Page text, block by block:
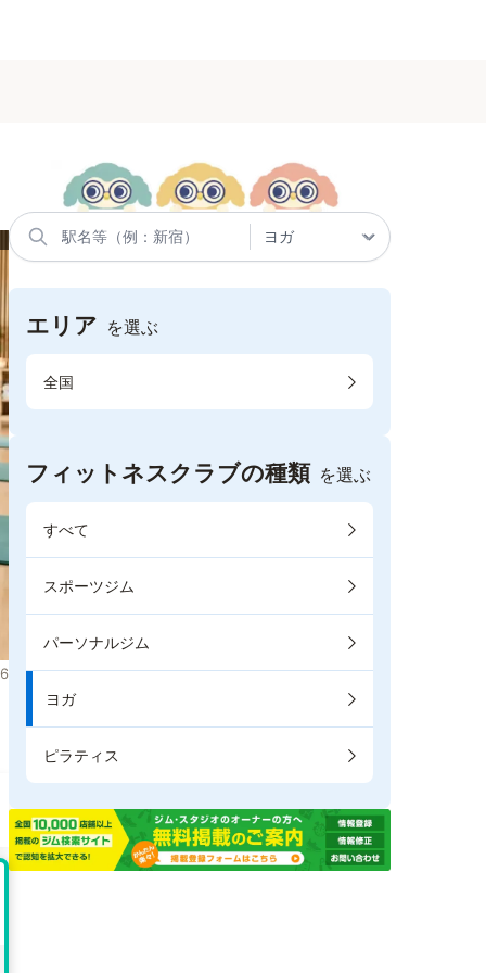
エリア を選ぶ
全国
フィットネスクラブの種類 を選ぶ
すべて
スポーツジム
パーソナルジム
ヨガ
ピラティス